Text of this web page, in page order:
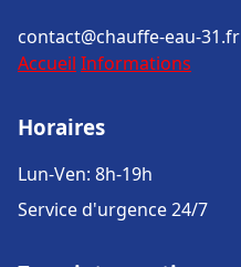
contact@chauffe-eau-31.fr
Accueil Informations
Horaires
Lun-Ven: 8h-19h
Service d'urgence 24/7